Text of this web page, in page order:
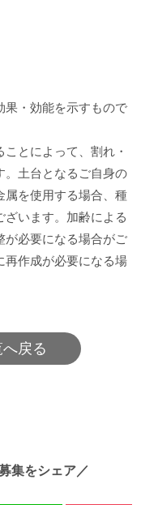
・効能を示すもので
とによって、割れ・
。土台となるご自身の
属を使用する場合、種
います。加齢による
が必要になる場合がご
再作成が必要になる場
戻る
集をシェア／